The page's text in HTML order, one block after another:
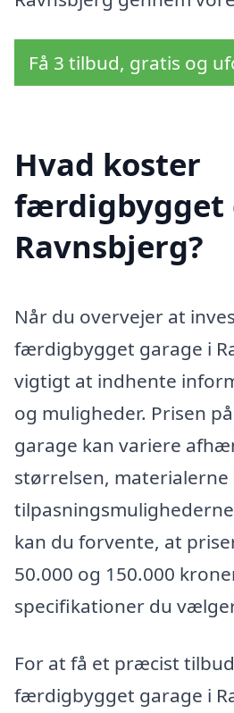
Få 3 tilbud, gratis og
Hvad koster
færdigbygget
Ravnsbjerg?
Når du overvejer at
færdigbygget garage i
vigtigt at indhente
og muligheder. Prisen
garage kan variere
størrelsen, materialerne
kan du forvente, at
50.000 og 150.000
specifikationer du
For at få et præcist
færdigbygget garage i